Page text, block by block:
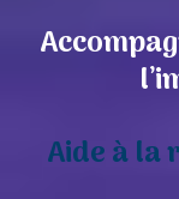
Aide à la